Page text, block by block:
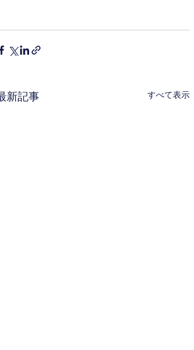
新記事 すべて表示